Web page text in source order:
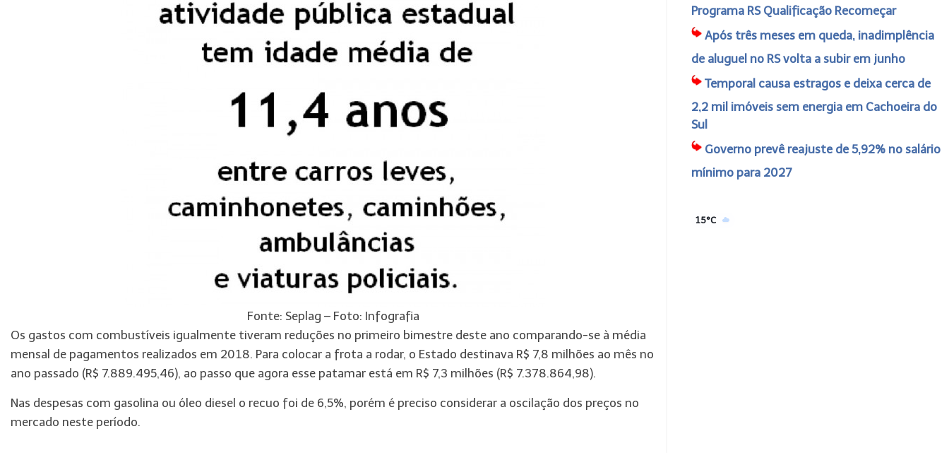
Fonte: Seplag – Foto: Infografia
Os gastos com combustíveis igualmente tiveram reduções no primeiro bimestre deste ano comparando-se à média
mensal de pagamentos realizados em 2018. Para colocar a frota a rodar, o Estado destinava R$ 7,8 milhões ao mês no
ano passado (R$ 7.889.495,46), ao passo que agora esse patamar está em R$ 7,3 milhões (R$ 7.378.864,98).
Nas despesas com gasolina ou óleo diesel o recuo foi de 6,5%, porém é preciso considerar a oscilação dos preços no
mercado neste período.
Programa RS Qualificação Recomeçar
Após três meses em queda, inadimplência
de aluguel no RS volta a subir em junho
Temporal causa estragos e deixa cerca de
2,2 mil imóveis sem energia em Cachoeira do
Sul
Governo prevê reajuste de 5,92% no salário
mínimo para 2027
15°C